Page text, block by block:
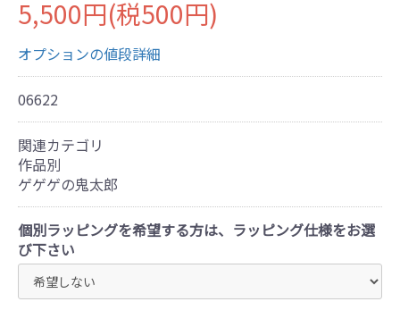
5,500円(税500円)
オプションの値段詳細
06622
関連カテゴリ
作品別
ゲゲゲの鬼太郎
個別ラッピングを希望する方は、ラッピング仕様をお選
び下さい